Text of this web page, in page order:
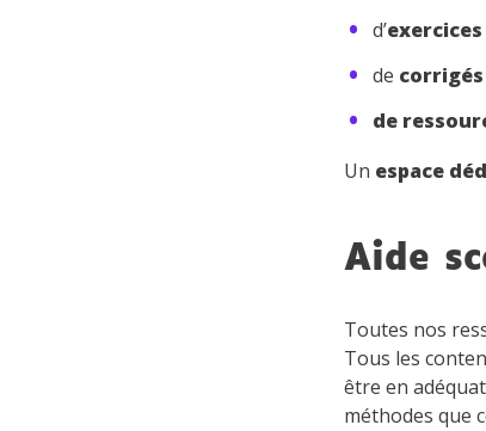
d’
de
de
Un espace
Aide
Toutes nos
Tous les
être en
méthodes que